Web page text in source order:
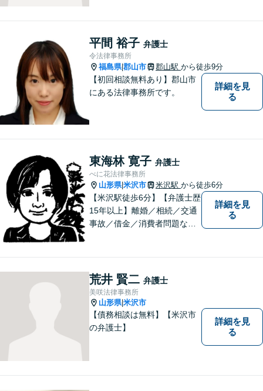
平間 裕子 弁護士
令法律事務所
福島県|郡山市 郡山駅 から徒歩9分
【初回相談無料あり】郡山市
にある法律事務所です。
詳細を見
る
東海林 寛子 弁護士
べに花法律事務所
山形県|米沢市 米沢駅 から徒歩6分
【米沢駅徒歩6分】【弁護士歴
15年以上】離婚／相続／交通
事故／借金／消費者問題な
詳細を見
る
荒井 賢二 弁護士
美咲法律事務所
山形県|米沢市
【債務相談は無料】【米沢市
の弁護士】
詳細を見
る